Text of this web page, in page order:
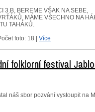
3.B, BEREME VŠAK NA SEBE,
MÁME VŠECHNO NA
TAHÁKŮ.
foto: 18 | Více
folklorní festival
náš sbor pozvání vystoupit na